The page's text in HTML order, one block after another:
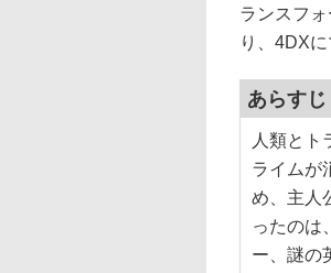
ランスフ
り、4DX
あらすじ
人類とト
ライムが
め、主人
ったのは
ー、謎の